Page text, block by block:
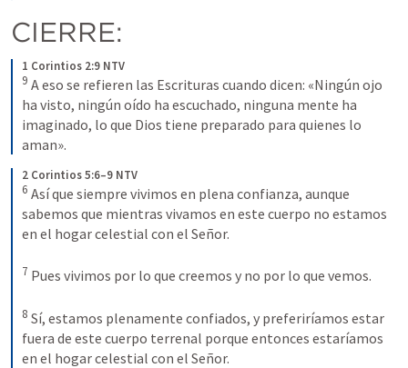
CIERRE:
1 Corintios 2:9 NTV
9 A eso se refieren las Escrituras cuando dicen: «Ningún ojo
ha visto, ningún oído ha escuchado, ninguna mente ha
imaginado, lo que Dios tiene preparado para quienes lo
aman».
2 Corintios 5:6–9 NTV
6 Así que siempre vivimos en plena confianza, aunque
sabemos que mientras vivamos en este cuerpo no estamos
en el hogar celestial con el Señor.
7 Pues vivimos por lo que creemos y no por lo que vemos.
8 Sí, estamos plenamente confiados, y preferiríamos estar
fuera de este cuerpo terrenal porque entonces estaríamos
en el hogar celestial con el Señor.